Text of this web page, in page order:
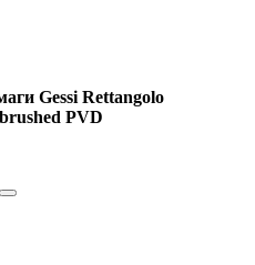
Gessi Rettangolo
PVD